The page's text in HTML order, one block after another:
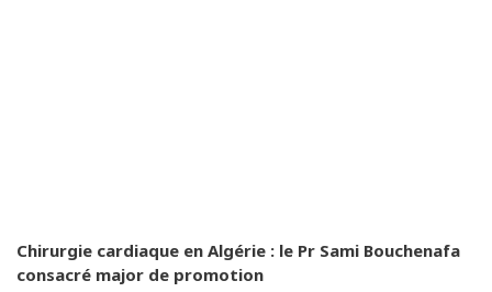
Chirurgie cardiaque en Algérie : le Pr Sami Bouchenafa
consacré major de promotion